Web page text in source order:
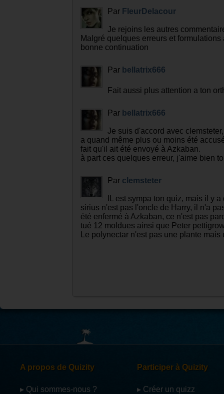
Par FleurDelacour
Je rejoins les autres
Malgré quelques erreurs et
bonne continuation
Par bellatrix666
Fait aussi plus attention a ton
Par bellatrix666
Je suis d'accord avec
a quand même plus ou moins été
fait qu'il ait été envoyé à Azkaban.
à part ces quelques erreur, j'aime bien
Par clemsteter
IL est sympa ton quiz, mais il y
sirius n'est pas l'oncle de Harry, il n'a
été enfermé à Azkaban, ce n'est pas
tué 12 moldues ainsi que Peter
Le polynectar n'est pas une plante mais
A propos de Quizity
▸ Qui sommes-nous ?
Participer à Quizity
▸ Créer un quizz